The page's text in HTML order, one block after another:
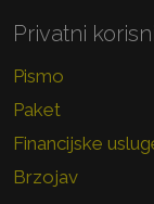
Privatni
Pismo
Paket
Financijske
Brzojav